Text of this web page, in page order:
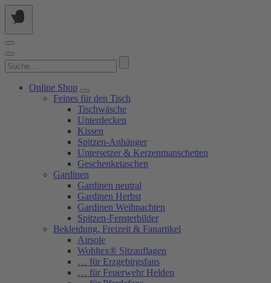
Springe
zum
Suchen
nach:
Online Shop
Feines für den Tisch
Tischwäsche
Unterdecken
Kissen
Spitzen-Anhänger
Untersetzer & Kerzenmanschetten
Geschenketaschen
Gardinen
Gardinen neutral
Gardinen Herbst
Gardinen Weihnachten
Spitzen-Fensterbilder
Bekleidung, Freizeit & Fanartikel
Airsole
Wohltex® Sitzauflagen
… für Erzgebirgsfans
… für Feuerwehr Helden